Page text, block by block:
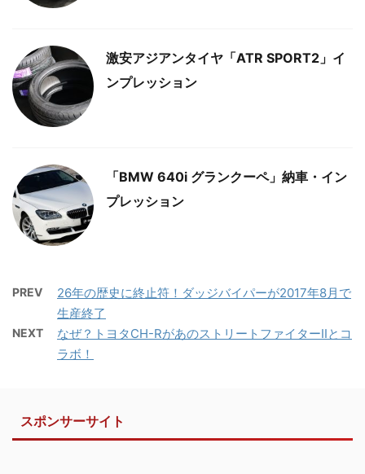
激安アジアンタイヤ「ATR SPORT2」イ
ンプレッション
「BMW 640i グランクーペ」納車・イン
プレッション
PREV
26年の歴史に終止符！ダッジバイパーが2017年8月で
生産終了
NEXT
なぜ？トヨタCH-RがあのストリートファイターIIとコ
ラボ！
スポンサーサイト